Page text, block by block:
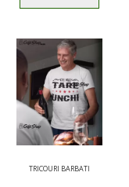
TRICOURI BARBATI